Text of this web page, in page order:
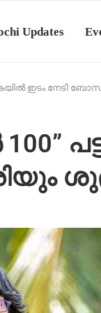
Updates
ഇടം നേടി